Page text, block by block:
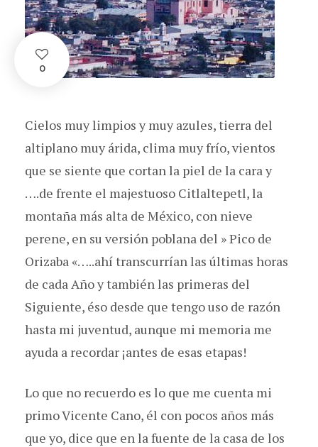
0
Cielos muy limpios y muy azules, tierra del
altiplano muy árida, clima muy frío, vientos
que se siente que cortan la piel de la cara y
….de frente el majestuoso Citlaltepetl, la
montaña más alta de México, con nieve
perene, en su versión poblana del » Pico de
Orizaba «…..ahí transcurrían las últimas horas
de cada Año y también las primeras del
Siguiente, éso desde que tengo uso de razón
hasta mi juventud, aunque mi memoria me
ayuda a recordar ¡antes de esas etapas!
Lo que no recuerdo es lo que me cuenta mi
primo Vicente Cano, él con pocos años más
que yo, dice que en la fuente de la casa de los